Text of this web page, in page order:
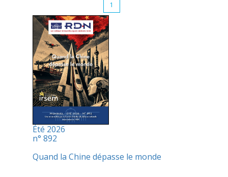
1
Été 2026
n° 892
Quand la Chine dépasse le monde